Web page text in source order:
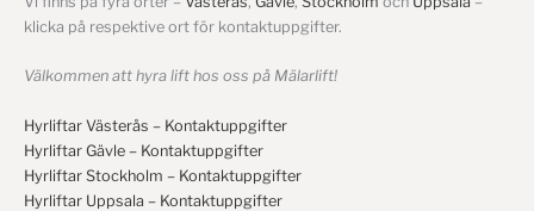
klicka på respektive ort för kontaktuppgifter.
Välkommen att hyra lift hos oss på Mälarlift!
Hyrliftar Västerås – Kontaktuppgifter
Hyrliftar Gävle – Kontaktuppgifter
Hyrliftar Stockholm – Kontaktuppgifter
Hyrliftar Uppsala – Kontaktuppgifter